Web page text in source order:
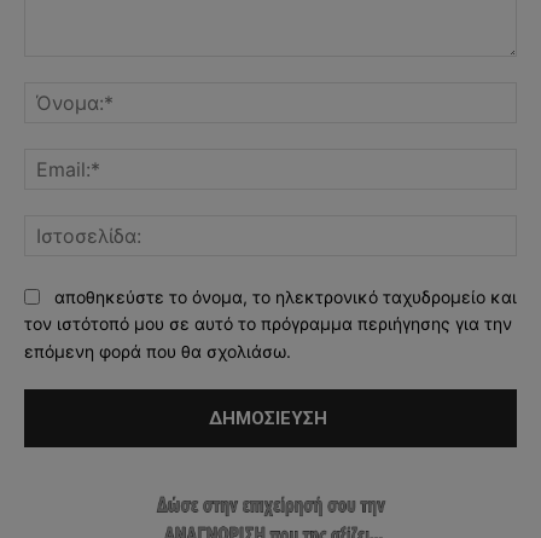
αποθηκεύστε το όνομα, το ηλεκτρονικό ταχυδρομείο και
τον ιστότοπό μου σε αυτό το πρόγραμμα περιήγησης για την
επόμενη φορά που θα σχολιάσω.